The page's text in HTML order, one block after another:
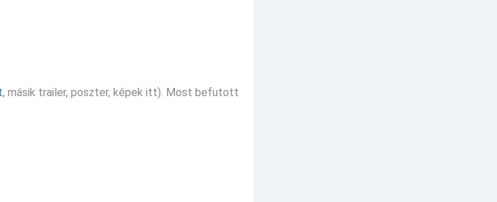
, másik trailer, poszter, képek itt). Most befutott